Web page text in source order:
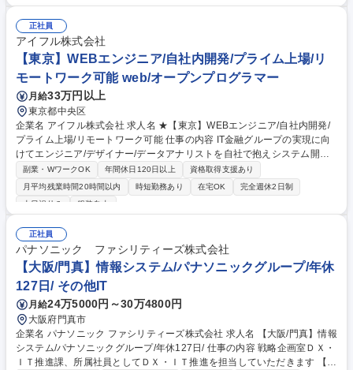
の範囲：会社の定める業務 募集職種 【福岡】データ・AI関連業務（デー
タ分析・AIの活用推進など）◆土日祝休み
正社員
アイフル株式会社
【東京】WEBエンジニア/自社内開発/プライム上場/リ
モートワーク可能 web/オープンプログラマー
月給33万円以上
東京都中央区
企業名 アイフル株式会社 求人名 ★【東京】WEBエンジニア/自社内開発/
プライム上場/リモートワーク可能 仕事の内容 IT金融グループの実現に向
けてエンジニア/デザイナー/データアナリストを自社で抱えシステム開発
を内製化する当社にて、WEBアプリ開発エンジニアとして、お客様に選ば
れる自社サービスの実現を期待します！ 開発エンジニアとしてシステムの
要件整理から開発、運用保守まで一貫したシステム開発に携わって頂きま
の上流工程も経験することが出来ます。 ご経験や希望に応じて様々なポジ
ションで活躍する環境がアイフルにはありますので技術者としてさらなる
成長を目指していただきたいです。 募集職種 ★【東京】WEBエンジニア/
自社内開発/プライム上場/リモートワーク可能
副業・WワークOK 年間休日120日以上
資格取得支援あり
月平均残業時間20時間以内
時短勤務あり 在宅OK
完全週休2日制
土日祝休み
服装自由
正社員
パナソニック ファシリティーズ株式会社
【大阪/門真】情報システム/パナソニックグループ/年休
127日/ その他IT
月給24万5000円～30万4800円
大阪府門真市
企業名 パナソニック ファシリティーズ株式会社 求人名 【大阪/門真】情報
システム/パナソニックグループ/年休127日/ 仕事の内容 戦略企画室ＤＸ・
ＩＴ推進課、所属社員としてＤＸ・ＩＴ推進を担当していただきます 【Ｄ